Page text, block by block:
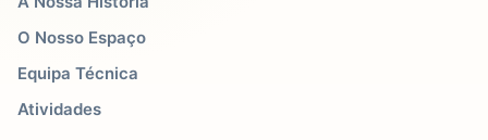
O Nosso Espaço
Equipa Técnica
Atividades